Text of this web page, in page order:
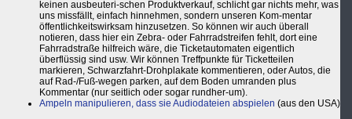
keinen ausbeuteri-schen Produktverkauf, schlicht gar nichts mehr, was
uns missfällt, einfach hinnehmen, sondern unseren Kom-mentar
öffentlichkeitswirksam hinzusetzen. So können wir auch überall
notieren, dass hier ein Zebra- oder Fahrradstreifen fehlt, dort eine
Fahrradstraße hilfreich wäre, die Ticketautomaten eigentlich
überflüssig sind usw. Wir können Treffpunkte für Ticketteilen
markieren, Schwarzfahrt-Drohplakate kommentieren, oder Autos, die
auf Rad-/Fuß-wegen parken, auf dem Boden umranden plus
Kommentar (nur seitlich oder sogar rundher-um).
Ampeln manipulieren, dass sie Audiodateien abspielen (aus den USA)